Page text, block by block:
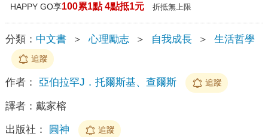
HAPPY GO享100累1點 4點抵1元 折抵無上限
分類： 中文書 ＞ 心理勵志 ＞ 自我成長 ＞ 生活哲學
追蹤
作者： 亞伯拉罕J．托爾斯基、查爾斯 追蹤
譯者： 戴家榕
出版社： 圓神 追蹤